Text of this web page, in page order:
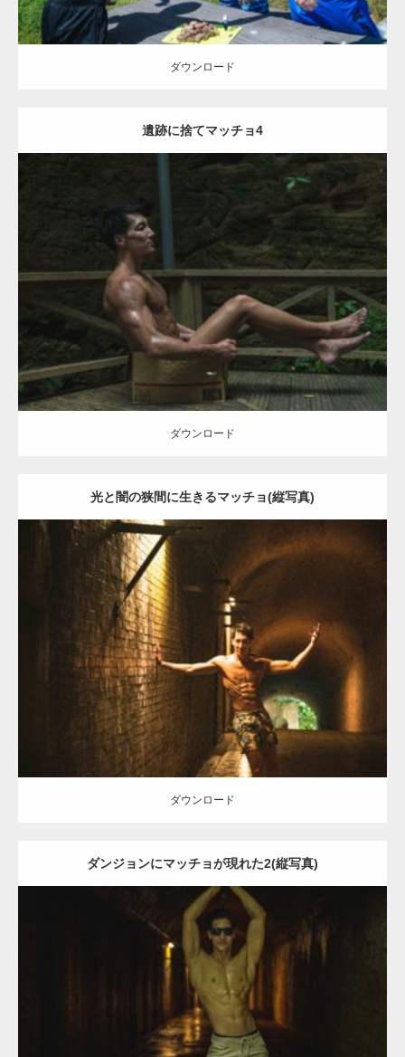
ダウンロード
遺跡に捨てマッチョ4
2021.07.9
Category:森のマッチョ
ダウンロード
ダウンロード
光と闇の狭間に生きるマッチョ(縦写真)
Update: 2021.07.7
Category: 森のマッチョ
ダウンロード
ダウンロード
ダンジョンにマッチョが現れた2(縦写真)
Update: 2021.07.6
森のマッチョ
ダウンロード